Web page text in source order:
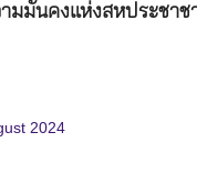
มมั่นคงแห่งสหประชา
2024